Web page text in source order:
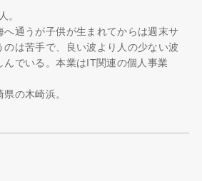
。
へ通うが子供が生まれてからは週末サ
のは苦手で、良い波より人の少ない波
んでいる。本業はIT関連の個人事業
の木崎浜。